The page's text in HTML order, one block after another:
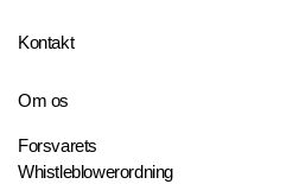
Kontakt
Om os
Forsvarets
Whistleblowerordning